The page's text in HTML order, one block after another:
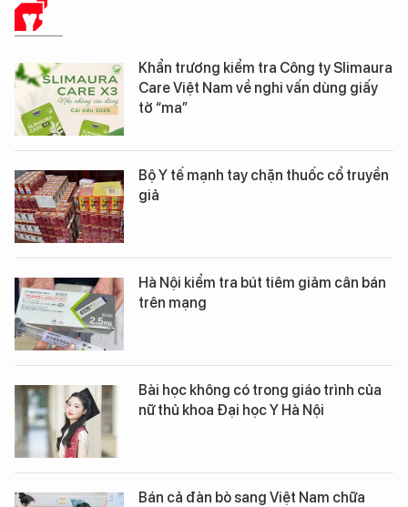
Y TẾ
Khẩn trương kiểm tra Công ty Slimaura
Care Việt Nam về nghi vấn dùng giấy
tờ “ma”
Bộ Y tế mạnh tay chặn thuốc cổ truyền
giả
Hà Nội kiểm tra bút tiêm giảm cân bán
trên mạng
Bài học không có trong giáo trình của
nữ thủ khoa Đại học Y Hà Nội
Bán cả đàn bò sang Việt Nam chữa